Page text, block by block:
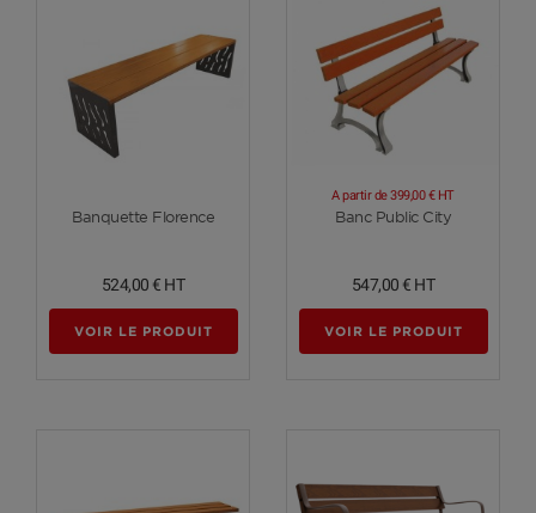
Voir plus
Banquette Florence
524,00 € HT
VOIR LE PRODUIT
Voir plus
Banc Public City
A partir de399,00 € HT
547,00 € HT
VOIR LE PRODUIT